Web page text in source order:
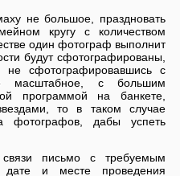
не большое, праздновать
кругу с количеством
один фотограф выполнит
будут сфотографированы,
не сфотографировавшись с
масштабное, с большим
программой на банкете,
то в таком случае
фотографов, дабы успеть
письмо с требуемым
и месте проведения